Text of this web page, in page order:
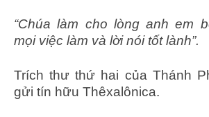
“Chúa làm cho lòng anh em
mọi việc làm và lời nói tốt lành”.
Trích thư thứ hai của Thánh
gửi tín hữu Thêxalônica.